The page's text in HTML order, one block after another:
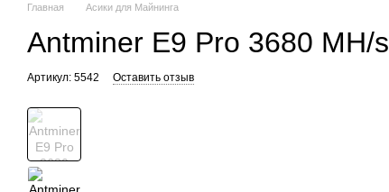
Главная Асики для Майнинга
Antminer E9 Pro 3680 MH/s
Артикул: 5542 Оставить отзыв